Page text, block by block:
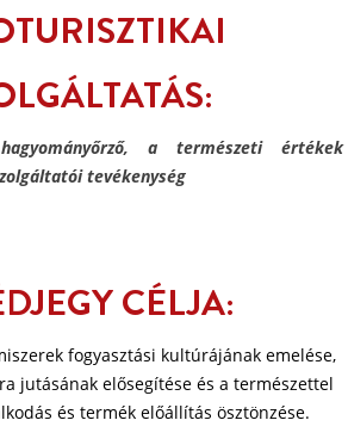
a természeti értékek
tevékenység
CÉLJA:
fogyasztási kultúrájának emelése,
jutásának elősegítése és a természettel
és termék előállítás ösztönzése.